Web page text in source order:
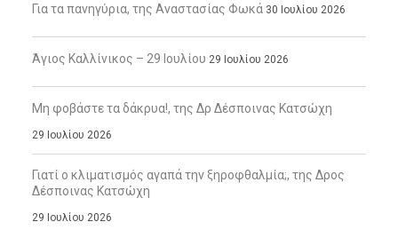
Για τα πανηγύρια, της Αναστασίας Φωκά 30 Ιουλίου 2026
Άγιος Καλλίνικος – 29 Ιουλίου 29 Ιουλίου 2026
Μη φοβάστε τα δάκρυα!, της Δρ Δέσποινας Κατσώχη
29 Ιουλίου 2026
Γιατί ο κλιματισμός αγαπά την ξηροφθαλμία;, της Δρος
Δέσποινας Κατσώχη
29 Ιουλίου 2026